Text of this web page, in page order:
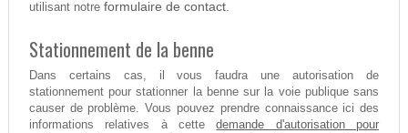
utilisant notre formulaire de contact.
Stationnement de la benne
Dans certains cas, il vous faudra une autorisation de
stationnement pour stationner la benne sur la voie publique sans
causer de problème. Vous pouvez prendre connaissance ici des
informations relatives à cettedemande d'autorisation pour